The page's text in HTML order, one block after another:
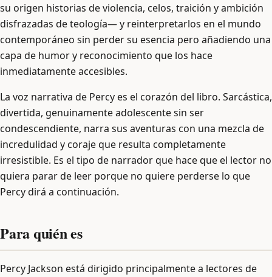
su origen historias de violencia, celos, traición y ambición
disfrazadas de teología— y reinterpretarlos en el mundo
contemporáneo sin perder su esencia pero añadiendo una
capa de humor y reconocimiento que los hace
inmediatamente accesibles.
La voz narrativa de Percy es el corazón del libro. Sarcástica,
divertida, genuinamente adolescente sin ser
condescendiente, narra sus aventuras con una mezcla de
incredulidad y coraje que resulta completamente
irresistible. Es el tipo de narrador que hace que el lector no
quiera parar de leer porque no quiere perderse lo que
Percy dirá a continuación.
Para quién es
Percy Jackson está dirigido principalmente a lectores de